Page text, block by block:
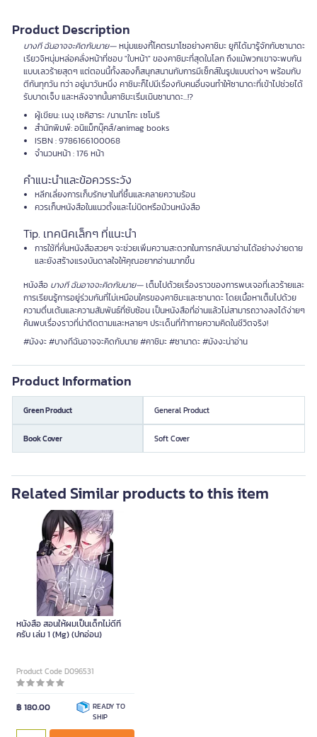
Product Description
บางที ฉันอาจจะคิดกับนาย—หนุ่มแยงกี้โคตรมาโซอย่างคาชิมะ ยูกิได้มารู้จักกับซานาดะ
เรียวจิหนุ่มหล่อคลั่งหน้าที่ชอบ "ใบหน้า" ของคาชิมะที่สุดในโลก ถึงแม้พวกเขาจะพบกัน
แบบเลวร้ายสุดๆ แต่ตอนนี้ทั้งสองก็สนุกสนานกับการมีเซ็กส์ในรูปแบบต่างๆ พร้อมกับ
ตีกันทุกวัน ทว่า อยู่มาวันหนึ่ง คาชิมะก็ไปมีเรื่องกับคนอื่นจนทำให้ซานาดะที่เข้าไปช่วยได้
รับบาดเจ็บ และหลังจากนั้นคาชิมะเริ่มเมินซานาดะ...!?
ผู้เขียน: เนงุ เซคิฮาระ /นานาโกะ เซโมริ
สำนักพิมพ์: อนิแม็กบุ๊คส์/animag books
ISBN : 9786166100068
จำนวนหน้า : 176 หน้า
คำแนะนำและข้อควรระวัง
หลีกเลี่ยงการเก็บรักษาในที่ชื้นและคลายความร้อน
ควรเก็บหนังสือในแนวตั้งและไม่บิดหรือม้วนหนังสือ
Tip. เทคนิคเล็กๆ ที่แนะนำ
การใช้ที่คั่นหนังสือสวยๆ จะช่วยเพิ่มความสะดวกในการกลับมาอ่านได้อย่างง่ายดาย
และยังสร้างแรงบันดาลใจให้คุณอยากอ่านมากขึ้น
หนังสือ บางที ฉันอาจจะคิดกับนาย—เต็มไปด้วยเรื่องราวของการพบเจอที่เลวร้ายและ
การเรียนรู้การอยู่ร่วมกันที่ไม่เหมือนใครของคาชิมะและซานาดะ โดยเนื้อหาเต็มไปด้วย
ความตื่นเต้นและความสัมพันธ์ที่ซับซ้อน เป็นหนังสือที่อ่านแล้วไม่สามารถวางลงได้ง่ายๆ
ค้นพบเรื่องราวที่น่าติดตามและหลายๆ ประเด็นที่ท้าทายความคิดในชีวิตจริง!
#มังงะ #บางทีฉันอาจจะคิดกับนาย #คาชิมะ #ซานาดะ #มังงะน่าอ่าน
Product Information
Green Product General Product
Book Cover Soft Cover
Related Similar products to this item
หนังสือ สอนให้ผมเป็นเด็กไม่ดีที
ครับ เล่ม 1 (Mg) (ปกอ่อน)
Product Code D096531
฿ 180.00
READY TO
SHIP